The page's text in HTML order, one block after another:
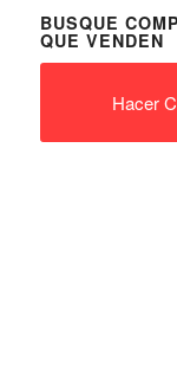
BUSQUE
QUE VENDEN
Hacer